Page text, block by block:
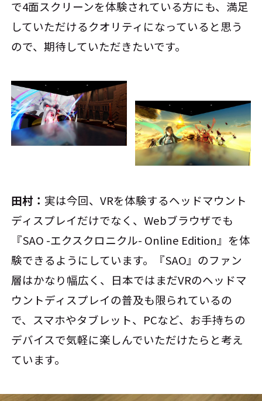
で4面スクリーンを体験されている方にも、満足
していただけるクオリティになっていると思う
ので、期待していただきたいです。
田村： 実は今回、VRを体験するヘッドマウント
ディスプレイだけでなく、Webブラウザでも
『SAO -エクスクロニクル- Online Edition』を体
験できるようにしています。『SAO』のファン
層はかなり幅広く、日本ではまだVRのヘッドマ
ウントディスプレイの普及も限られているの
で、スマホやタブレット、PCなど、お手持ちの
デバイスで気軽に楽しんでいただけたらと考え
ています。